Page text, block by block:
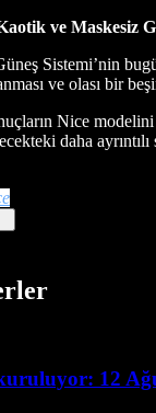
ve Maskesiz
Sistemi’nin
ve olası bir
Nice
daha
12